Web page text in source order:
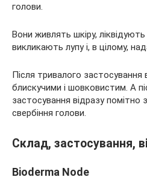
голови.
Вони живлять шкіру,
викликають лупу і, в цілому,
Після тривалого
блискучими і шовковистим. А
застосування відразу помітно
свербіння голови.
Склад, застосування,
Bioderma Node